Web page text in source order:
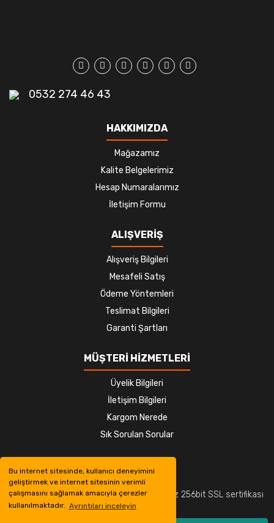
Bu internet sitesinde, kullanıcı deneyimini
geliştirmek ve internet sitesinin verimli
çalışmasını sağlamak amacıyla çerezler
kullanılmaktadır. Ayrıntıları inceleyin
0532 274 46 43
HAKKIMIZDA
Mağazamız
Kalite Belgelerimiz
Hesap Numaralarımız
İletişim Formu
ALIŞVERİŞ
Alışveriş Bilgileri
Mesafeli Satış
Ödeme Yöntemleri
Teslimat Bilgileri
Garanti Şartları
MÜŞTERİ HİZMETLERİ
Üyelik Bilgileri
İletişim Bilgileri
Kargom Nerede
Sık Sorulan Sorular
© Tüm hakları saklıdır. Kredi kartı bilgileriniz 256bit SSL sertifikası
ile korunmaktadır.